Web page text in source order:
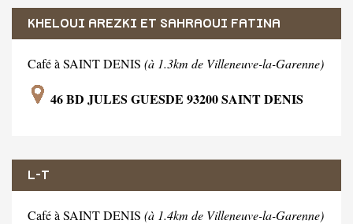
KHELOUI AREZKI ET SAHRAOUI FATINA
Café à SAINT DENIS (à 1.3km de Villeneuve-la-Garenne)
46 BD JULES GUESDE 93200 SAINT DENIS
L-T
Café à SAINT DENIS (à 1.4km de Villeneuve-la-Garenne)